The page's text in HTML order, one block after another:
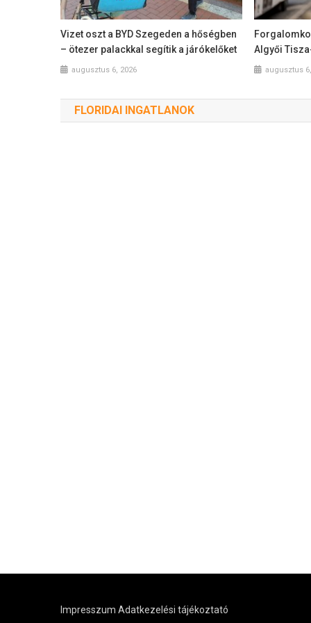
Vizet oszt a BYD Szegeden a hőségben
– ötezer palackkal segítik a járókelőket
augusztus 6, 2026
Algyői
augusztus
FLORIDAI INGATLANOK
Impresszum Adatkezelési tájékoztató